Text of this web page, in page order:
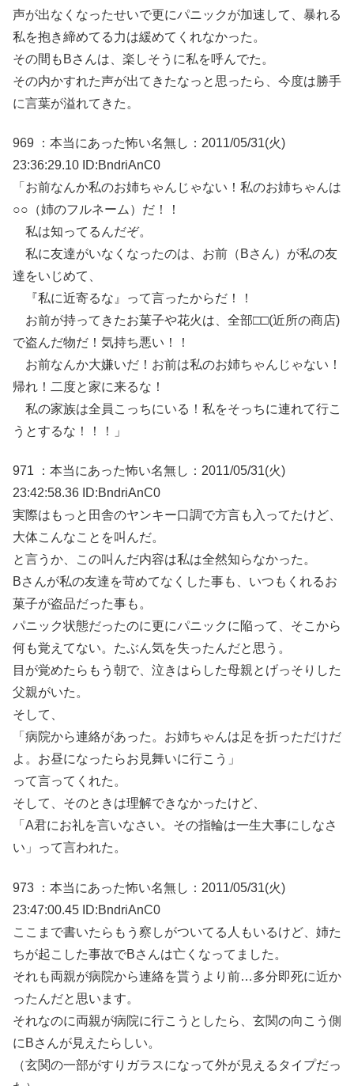
声が出なくなったせいで更にパニックが加速して、暴れる
私を抱き締めてる力は緩めてくれなかった。
その間もBさんは、楽しそうに私を呼んでた。
その内かすれた声が出てきたなっと思ったら、今度は勝手
に言葉が溢れてきた。
969 ：本当にあった怖い名無し：2011/05/31(火)
23:36:29.10 ID:BndriAnC0
「お前なんか私のお姉ちゃんじゃない！私のお姉ちゃんは
○○（姉のフルネーム）だ！！
私は知ってるんだぞ。
私に友達がいなくなったのは、お前（Bさん）が私の友
達をいじめて、
『私に近寄るな』って言ったからだ！！
お前が持ってきたお菓子や花火は、全部□□(近所の商店)
で盗んだ物だ！気持ち悪い！！
お前なんか大嫌いだ！お前は私のお姉ちゃんじゃない！
帰れ！二度と家に来るな！
私の家族は全員こっちにいる！私をそっちに連れて行こ
うとするな！！！」
971 ：本当にあった怖い名無し：2011/05/31(火)
23:42:58.36 ID:BndriAnC0
実際はもっと田舎のヤンキー口調で方言も入ってたけど、
大体こんなことを叫んだ。
と言うか、この叫んだ内容は私は全然知らなかった。
Bさんが私の友達を苛めてなくした事も、いつもくれるお
菓子が盗品だった事も。
パニック状態だったのに更にパニックに陥って、そこから
何も覚えてない。たぶん気を失ったんだと思う。
目が覚めたらもう朝で、泣きはらした母親とげっそりした
父親がいた。
そして、
「病院から連絡があった。お姉ちゃんは足を折っただけだ
よ。お昼になったらお見舞いに行こう」
って言ってくれた。
そして、そのときは理解できなかったけど、
「A君にお礼を言いなさい。その指輪は一生大事にしなさ
い」って言われた。
973 ：本当にあった怖い名無し：2011/05/31(火)
23:47:00.45 ID:BndriAnC0
ここまで書いたらもう察しがついてる人もいるけど、姉た
ちが起こした事故でBさんは亡くなってました。
それも両親が病院から連絡を貰うより前…多分即死に近か
ったんだと思います。
それなのに両親が病院に行こうとしたら、玄関の向こう側
にBさんが見えたらしい。
（玄関の一部がすりガラスになって外が見えるタイプだっ